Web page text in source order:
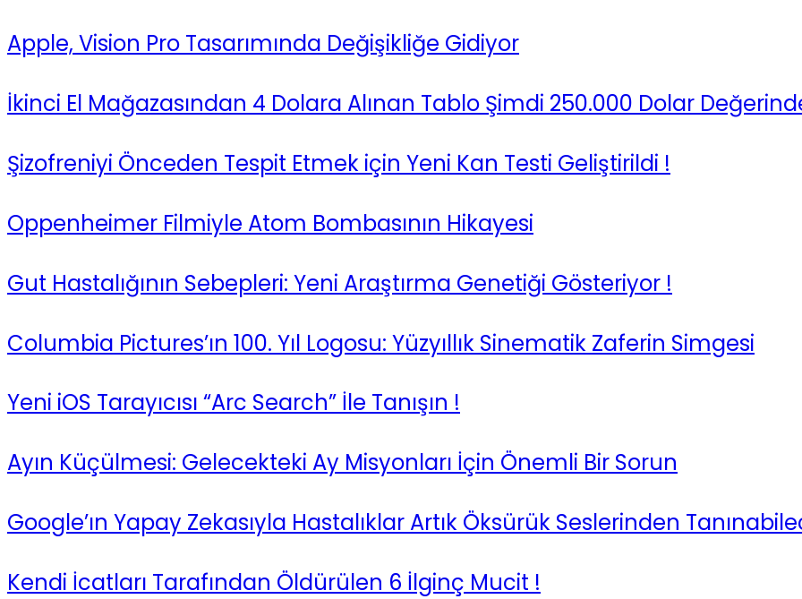
Apple, Vision Pro Tasarımında Değişikliğe Gidiyor
İkinci El Mağazasından 4 Dolara Alınan Tablo Şimdi 250.000 Dolar
Şizofreniyi Önceden Tespit Etmek için Yeni Kan Testi Geliştirildi !
Oppenheimer Filmiyle Atom Bombasının Hikayesi
Gut Hastalığının Sebepleri: Yeni Araştırma Genetiği Gösteriyor !
Columbia Pictures’ın 100. Yıl Logosu: Yüzyıllık Sinematik Zaferin Simgesi
Yeni iOS Tarayıcısı “Arc Search” İle Tanışın !
Ayın Küçülmesi: Gelecekteki Ay Misyonları İçin Önemli Bir Sorun
Google’ın Yapay Zekasıyla Hastalıklar Artık Öksürük Seslerinden
Kendi İcatları Tarafından Öldürülen 6 İlginç Mucit !